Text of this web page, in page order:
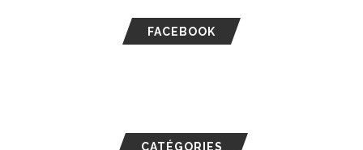
FACEBOOK
CATÉGORIES